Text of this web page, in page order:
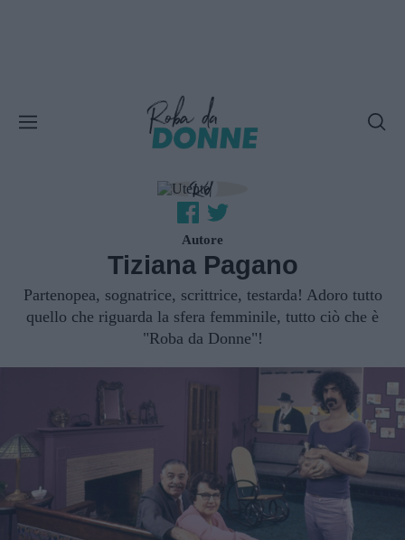
Autore
Tiziana Pagano
Partenopea, sognatrice, scrittrice, testarda! Adoro tutto
quello che riguarda la sfera femminile, tutto ciò che è
"Roba da Donne"!